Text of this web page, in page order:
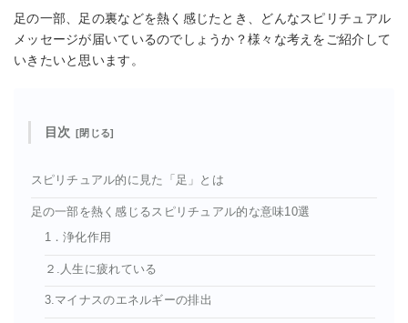
足の一部、足の裏などを熱く感じたとき、どんなスピリチュアル
メッセージが届いているのでしょうか？様々な考えをご紹介して
いきたいと思います。
目次
スピリチュアル的に見た「足」とは
足の一部を熱く感じるスピリチュアル的な意味10選
1．浄化作用
２.人生に疲れている
3.マイナスのエネルギーの排出